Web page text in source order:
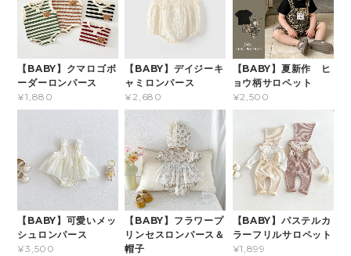
【BABY】クマロゴボ
ーダーロンパース
¥1,880
【BABY】デイジーキ
ャミロンパース
¥2,680
【BABY】夏新作 ヒ
ョウ柄サロペット
¥2,500
【BABY】可愛いメッ
シュロンパース
¥3,500
【BABY】フラワープ
リンセスロンパース＆
帽子
【BABY】パステルカ
ラーフリルサロペット
¥1,899